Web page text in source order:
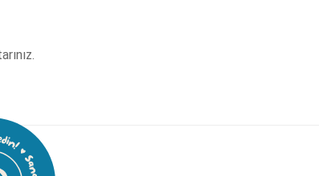
siz yapın!